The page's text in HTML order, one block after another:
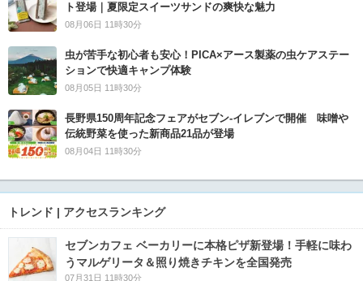
ト登場｜夏限定スイーツサンドの爽快な魅力
08月06日 11時30分
虫が苦手な初心者も安心！PICA×アース製薬の虫ケアステー
ションで快適キャンプ体験
08月05日 11時30分
長野県150周年記念フェアがセブン-イレブンで開催 味噌や
伝統野菜を使った新商品21品が登場
08月04日 11時30分
トレンド | アクセスランキング
セブンカフェ ベーカリーに本格ピザ新登場！手軽に味わ
うマルゲリータ＆照り焼きチキンを全国発売
07月31日 11時30分